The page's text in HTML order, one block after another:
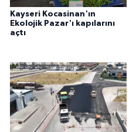
Kayseri Kocasinan'ın
Ekolojik Pazar'ı kapılarını
açtı